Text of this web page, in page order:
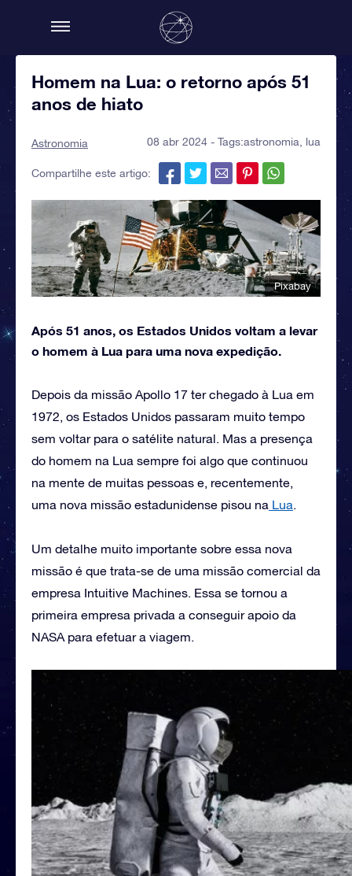
Homem na Lua: o retorno após 51
anos de hiato
Astronomia 08 abr 2024 - Tags:astronomia lua
Compartilhe este artigo:
Pixabay
Após 51 anos, os Estados Unidos voltam a levar
o homem à Lua para uma nova expedição.
Depois da missão Apollo 17 ter chegado à Lua em
1972, os Estados Unidos passaram muito tempo
sem voltar para o satélite natural. Mas a presença
do homem na Lua sempre foi algo que continuou
na mente de muitas pessoas e, recentemente,
uma nova missão estadunidense pisou na Lua.
Um detalhe muito importante sobre essa nova
missão é que trata-se de uma missão comercial da
empresa Intuitive Machines. Essa se tornou a
primeira empresa privada a conseguir apoio da
NASA para efetuar a viagem.